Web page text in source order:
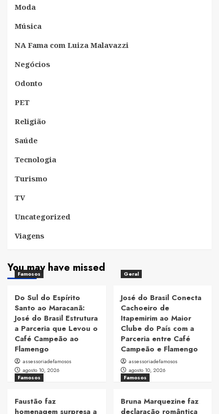
Moda
Música
NA Fama com Luiza Malavazzi
Negócios
Odonto
PET
Religião
Saúde
Tecnologia
Turismo
TV
Uncategorized
Viagens
You may have missed
Famosos
Do Sul do Espírito
Santo ao Maracanã:
José do Brasil Estrutura
a Parceria que Levou o
Café Campeão ao
Flamengo
assessoriadefamosos
agosto 10, 2026
Geral
José do Brasil Conecta
Cachoeiro de
Itapemirim ao Maior
Clube do País com a
Parceria entre Café
Campeão e Flamengo
assessoriadefamosos
agosto 10, 2026
Famosos
Faustão faz
homenagem surpresa a
Famosos
Bruna Marquezine faz
declaração romântica